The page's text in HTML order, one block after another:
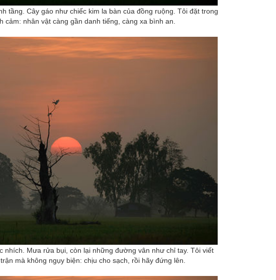
tầng. Cây gáo như chiếc kim la bàn của đồng ruộng. Tôi đặt trong
cảm: nhân vật càng gần danh tiếng, càng xa bình an.
nhích. Mưa rửa bụi, còn lại những đường vân như chỉ tay. Tôi viết
mà không ngụy biện: chịu cho sạch, rồi hãy đứng lên.